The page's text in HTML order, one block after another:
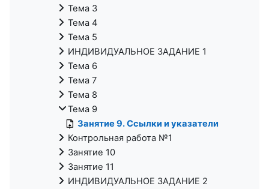
Тема 3
Тема 4
Тема 5
ИНДИВИДУАЛЬНОЕ ЗАДАНИЕ 1
Тема 6
Тема 7
Тема 8
Тема 9
Занятие 9. Ссылки и указатели
Контрольная работа №1
Занятие 10
Занятие 11
ИНДИВИДУАЛЬНОЕ ЗАДАНИЕ 2